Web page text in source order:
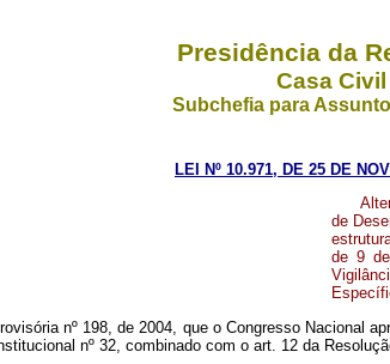
Presidência da
Casa Civil
Subchefia para
LEI Nº 10.971, DE 25 DE
de
de 9
nº 198, de 2004, que o Congresso Nacional
nº 32, combinado com o art. 12 da